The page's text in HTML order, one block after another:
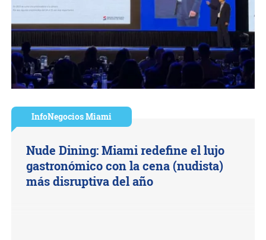
InfoNegocios Miami
Nude Dining: Miami redefine el lujo
gastronómico con la cena (nudista)
más disruptiva del año